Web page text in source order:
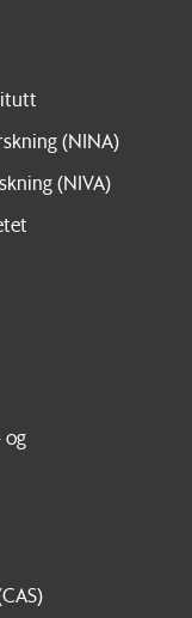
(NINA)
(NIVA)
og